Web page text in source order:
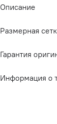
Описание
Размерная
Гарантия
Информация о